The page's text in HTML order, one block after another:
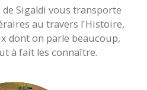
de Sigaldi vous transporte
au travers l'Histoire,
dont on parle beaucoup,
à fait les connaître.